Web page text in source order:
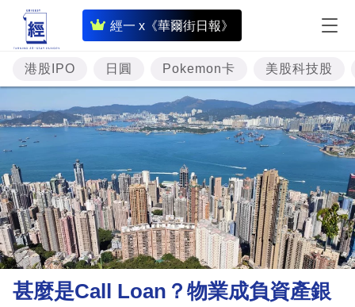
經一 x《華爾街日報》
即
時
財
經
專
題
投
資
樓
市
理
財
港股IPO 日圓 Pokemon卡 美股科技股
甚麼是Call Loan？物業成負資產銀